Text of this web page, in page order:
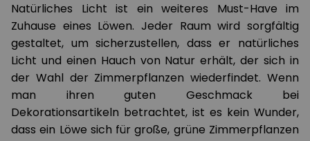
Natürliches Licht ist ein weiteres Must-Have im
Zuhause eines Löwen. Jeder Raum wird sorgfältig
gestaltet, um sicherzustellen, dass er natürliches
Licht und einen Hauch von Natur erhält, der sich in
der Wahl der Zimmerpflanzen wiederfindet. Wenn
man ihren guten Geschmack bei
Dekorationsartikeln betrachtet, ist es kein Wunder,
dass ein Löwe sich für große, grüne Zimmerpflanzen